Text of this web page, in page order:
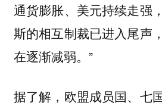
通货膨胀、美元持续走强
斯的相互制裁已进入尾声
在逐渐减弱。”
据了解，欧盟成员国、七